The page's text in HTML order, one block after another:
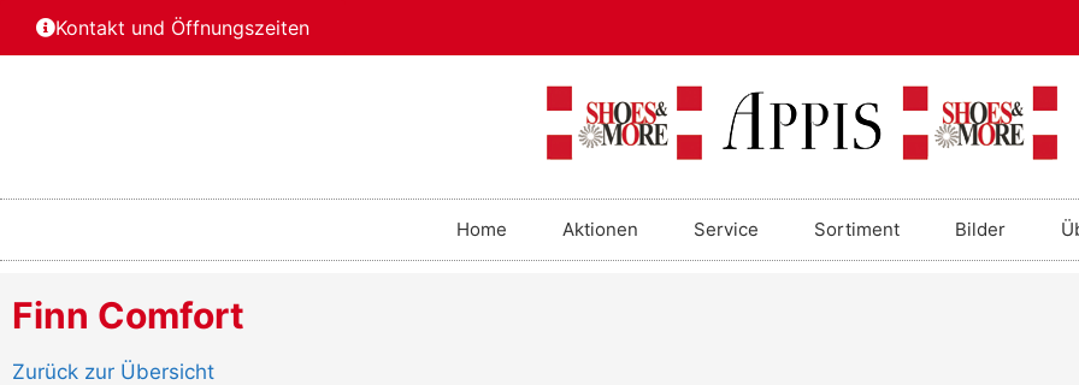
Kontakt und Öffnungszeiten
Home Aktionen Service Sortiment Bilder
Finn Comfort
Zurück zur Übersicht